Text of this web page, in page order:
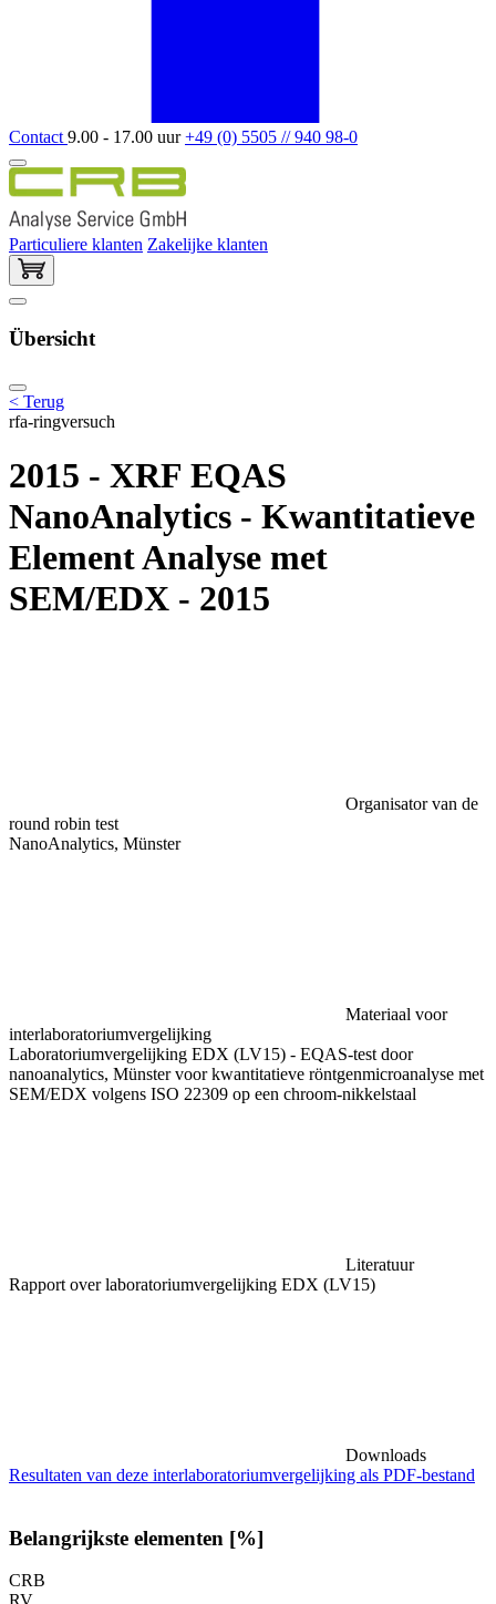
Contact 9.00 - 17.00 uur+49 (0) 5505 // 940 98-0
Particuliere klanten Zakelijke klanten
Übersicht
< Terug
rfa-ringversuch
2015 - XRF EQAS
NanoAnalytics - Kwantitatieve
Element Analyse met
SEM/EDX - 2015
Organisator van de
round robin test
NanoAnalytics, Münster
Materiaal voor
interlaboratoriumvergelijking
Laboratoriumvergelijking EDX (LV15) - EQAS-test door
nanoanalytics, Münster voor kwantitatieve röntgenmicroanalyse met
SEM/EDX volgens ISO 22309 op een chroom-nikkelstaal
Literatuur
Rapport over laboratoriumvergelijking EDX (LV15)
Downloads
Resultaten van deze interlaboratoriumvergelijking als PDF-bestand
Belangrijkste elementen [%]
CRB